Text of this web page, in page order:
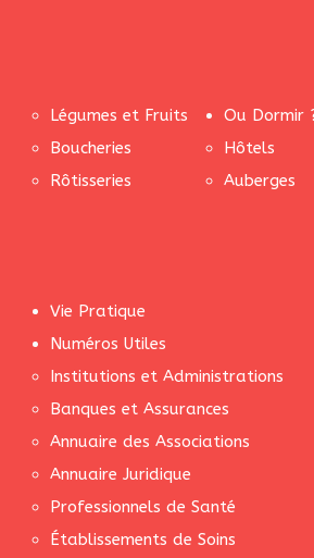
Légumes et Fruits
Boucheries
Rôtisseries
Ou Dormir
Hôtels
Auberges
Vie Pratique
Numéros Utiles
Institutions et Administrations
Banques et Assurances
Annuaire des Associations
Annuaire Juridique
Professionnels de Santé
Établissements de Soins